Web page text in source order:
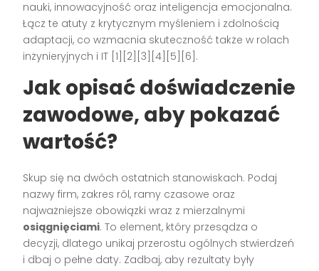
nauki, innowacyjność oraz inteligencja emocjonalna.
Łącz te atuty z krytycznym myśleniem i zdolnością
adaptacji, co wzmacnia skuteczność także w rolach
inżynieryjnych i IT [1][2][3][4][5][6].
Jak opisać doświadczenie
zawodowe, aby pokazać
wartość?
Skup się na dwóch ostatnich stanowiskach. Podaj
nazwy firm, zakres ról, ramy czasowe oraz
najważniejsze obowiązki wraz z mierzalnymi
osiągnięciami. To element, który przesądza o
decyzji, dlatego unikaj przerostu ogólnych stwierdzeń
i dbaj o pełne daty. Zadbaj, aby rezultaty były